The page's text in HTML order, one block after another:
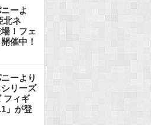
ーよ
北ネ
！フェ
催中！
ーより
シリーズ
フィギ
」が登